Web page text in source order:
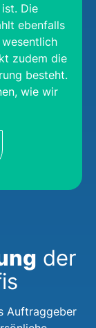
Die
ebenfalls
zudem die
besteht.
wie wir
der
Auftraggeber